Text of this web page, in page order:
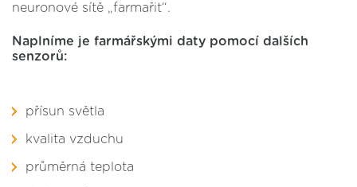
neuronové sítě „farmařit“.
Naplníme je farmářskými daty pomocí dalších
senzorů:
přísun světla
kvalita vzduchu
průměrná teplota